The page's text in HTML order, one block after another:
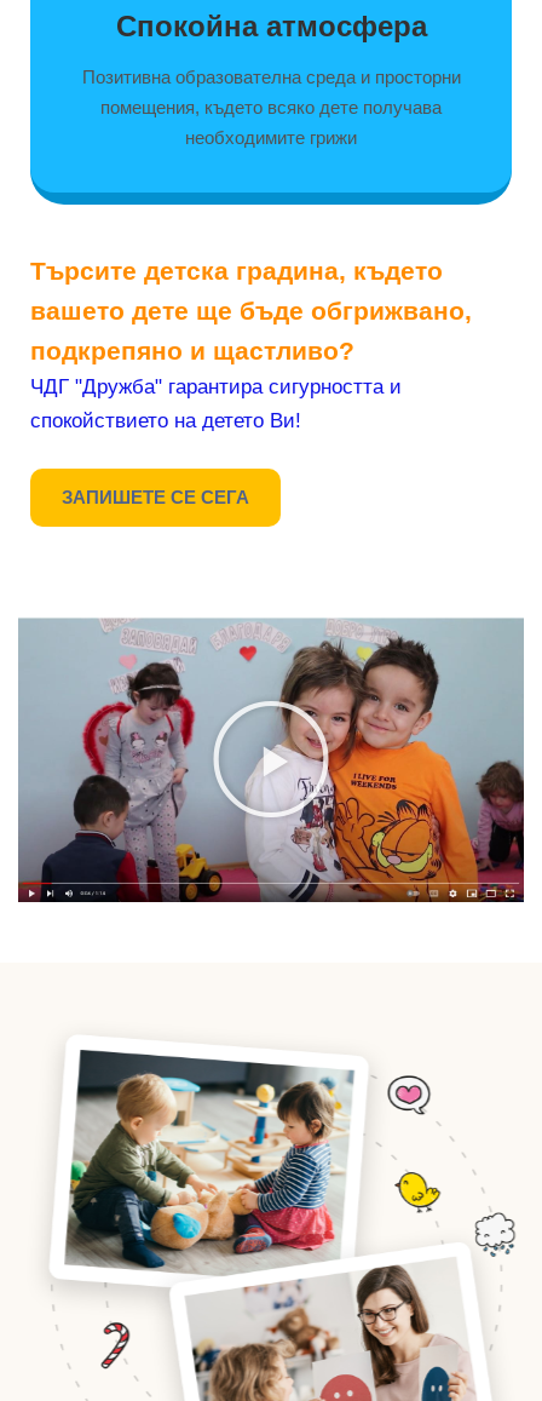
Спокойна атмосфера
Позитивна образователна среда и просторни
помещения, където всяко дете получава
необходимите грижи
Търсите детска градина, където
вашето дете ще бъде обгрижвано,
подкрепяно и щастливо?
ЧДГ "Дружба" гарантира сигурността и
спокойствието на детето Ви!
ЗАПИШЕТЕ СЕ СЕГА